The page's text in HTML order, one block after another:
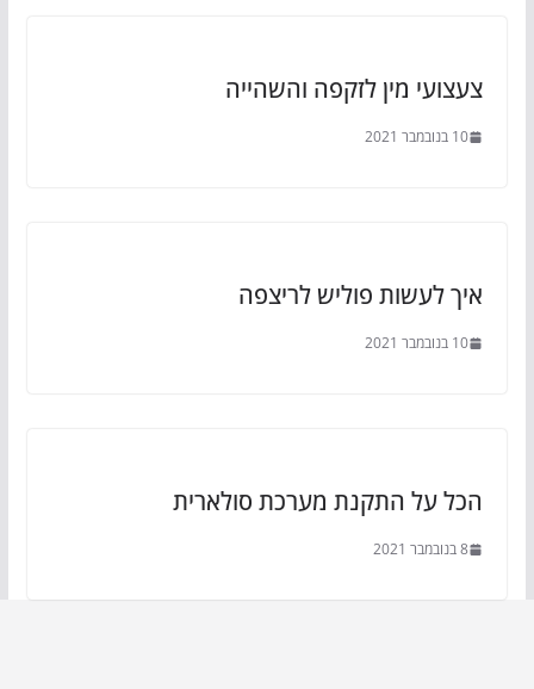
צעצועי מין לזקפה והשהייה
10 בנובמבר 2021
איך לעשות פוליש לריצפה
10 בנובמבר 2021
הכל על התקנת מערכת סולארית
8 בנובמבר 2021